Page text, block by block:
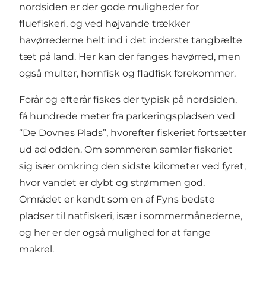
nordsiden er der gode muligheder for
fluefiskeri, og ved højvande trækker
havørrederne helt ind i det inderste tangbælte
tæt på land. Her kan der fanges havørred, men
også multer, hornfisk og fladfisk forekommer.
Forår og efterår fiskes der typisk på nordsiden,
få hundrede meter fra parkeringspladsen ved
“De Dovnes Plads”, hvorefter fiskeriet fortsætter
ud ad odden. Om sommeren samler fiskeriet
sig især omkring den sidste kilometer ved fyret,
hvor vandet er dybt og strømmen god.
Området er kendt som en af Fyns bedste
pladser til natfiskeri, især i sommermånederne,
og her er der også mulighed for at fange
makrel.